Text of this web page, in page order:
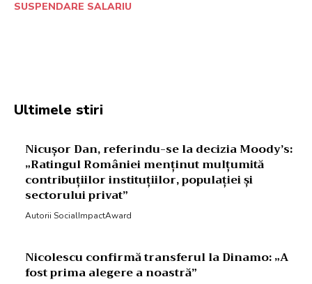
SUSPENDARE SALARIU
Ultimele stiri
Nicușor Dan, referindu-se la decizia Moody’s:
„Ratingul României menținut mulțumită
contribuțiilor instituțiilor, populației și
sectorului privat”
Autorii SocialImpactAward
Nicolescu confirmă transferul la Dinamo: „A
fost prima alegere a noastră”